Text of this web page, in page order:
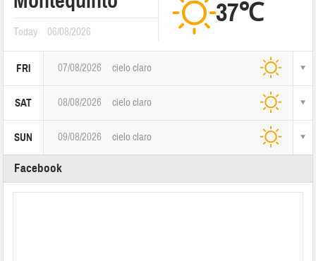
Today 06/08/2026
37℃
FRI 07/08/2026 cielo claro
SAT 08/08/2026 cielo claro
SUN 09/08/2026 cielo claro
Facebook